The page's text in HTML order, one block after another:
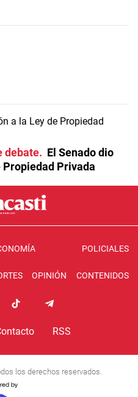
debate
El Senado dio
Propiedad Privada
POLICIALES
OPINIÓN CONTENIDOS
RSS
los derechos reservados.